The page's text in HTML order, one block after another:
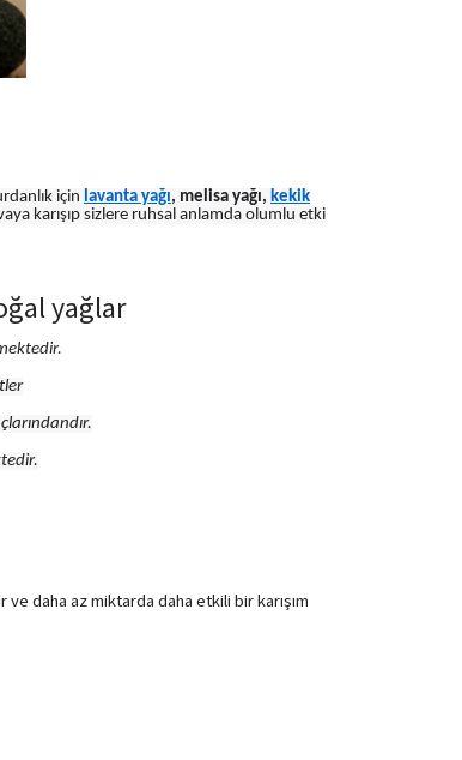
için lavanta yağı, melisa yağı, kekik
karışıp sizlere ruhsal anlamda olumlu etki
yağlar
daha az miktarda daha etkili bir karışım